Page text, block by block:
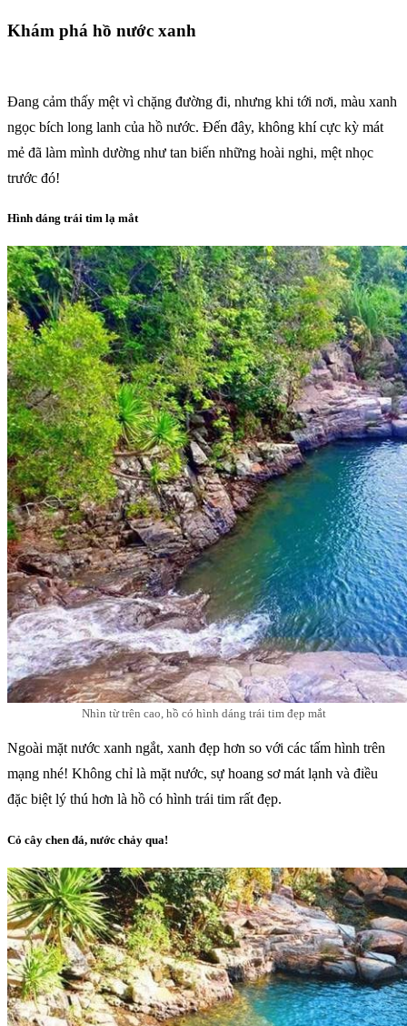
Khám phá hồ nước xanh
Đang cảm thấy mệt vì chặng đường đi, nhưng khi tới nơi, màu xanh
ngọc bích long lanh của hồ nước. Đến đây, không khí cực kỳ mát
mẻ đã làm mình dường như tan biến những hoài nghi, mệt nhọc
trước đó!
Hình dáng trái tim lạ mắt
Nhìn từ trên cao, hồ có hình dáng trái tim đẹp mắt
Ngoài mặt nước xanh ngắt, xanh đẹp hơn so với các tấm hình trên
mạng nhé! Không chỉ là mặt nước, sự hoang sơ mát lạnh và điều
đặc biệt lý thú hơn là hồ có hình trái tim rất đẹp.
Cỏ cây chen đá, nước chảy qua!